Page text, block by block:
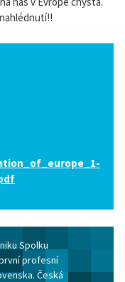
Spolku
profesní
Česká